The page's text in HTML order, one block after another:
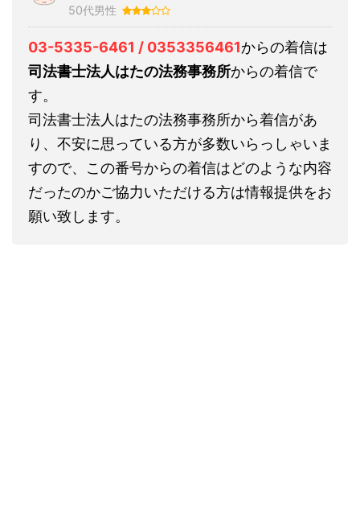
50代男性
03-5335-6461 / 0353356461からの着信は
司法書士法人はたの法務事務所からの着信で
す。
司法書士法人はたの法務事務所から着信があ
り、不安に思っている方が多数いらっしゃいま
すので、この番号からの着信はどのような内容
だったのかご協力いただける方は情報提供をお
願い致します。